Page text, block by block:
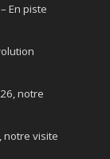
En piste
notre
notre visite